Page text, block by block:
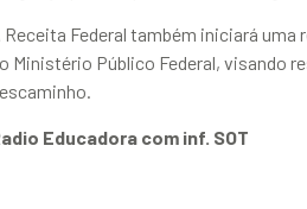
Receita Federal também iniciará
Ministério Público Federal, visando
Educadora com inf. SOT